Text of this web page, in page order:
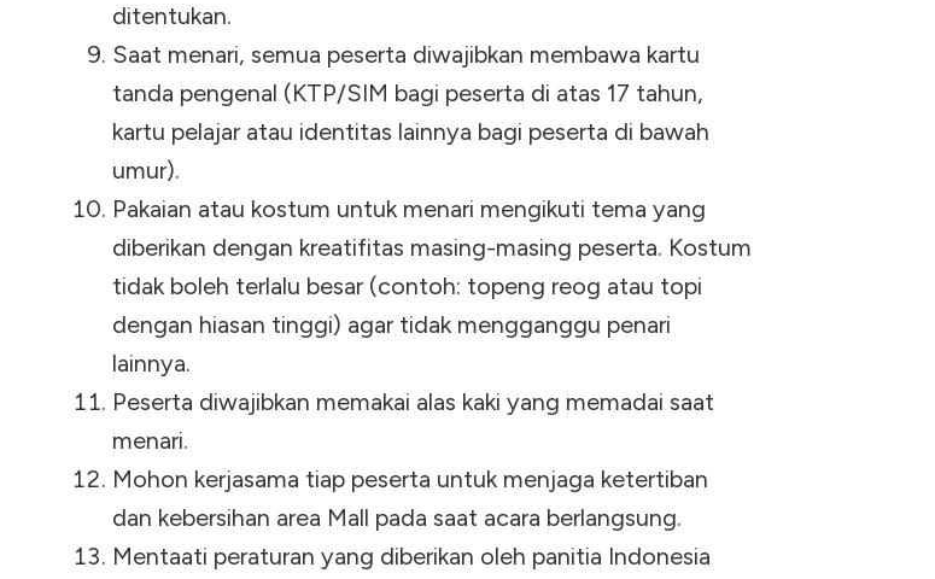
ditentukan.
Saat menari, semua peserta diwajibkan membawa kartu
tanda pengenal (KTP/SIM bagi peserta di atas 17 tahun,
kartu pelajar atau identitas lainnya bagi peserta di bawah
umur).
Pakaian atau kostum untuk menari mengikuti tema yang
diberikan dengan kreatifitas masing-masing peserta. Kostum
tidak boleh terlalu besar (contoh: topeng reog atau topi
dengan hiasan tinggi) agar tidak mengganggu penari
lainnya.
Peserta diwajibkan memakai alas kaki yang memadai saat
menari.
Mohon kerjasama tiap peserta untuk menjaga ketertiban
dan kebersihan area Mall pada saat acara berlangsung.
Mentaati peraturan yang diberikan oleh panitia Indonesia